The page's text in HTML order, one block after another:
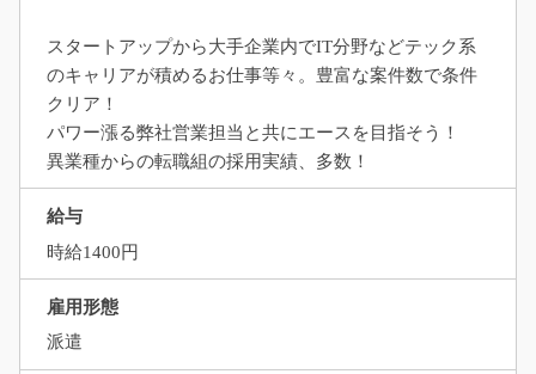
スタートアップから大手企業内でIT分野などテック系
のキャリアが積めるお仕事等々。豊富な案件数で条件
クリア！
パワー漲る弊社営業担当と共にエースを目指そう！
異業種からの転職組の採用実績、多数！
給与
時給1400円
雇用形態
派遣